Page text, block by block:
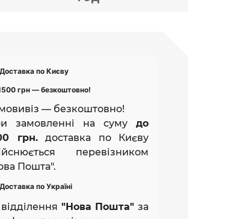
Доставка по Києву
грн — безкоштовно!
— безкоштовно!
замовленні на суму до
грн.доставка по Києву
перевізником
Пошта".
Доставка по Україні
"Нова Пошта" за